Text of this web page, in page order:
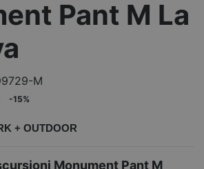
Pant M La
M
-15%
+ OUTDOOR
Monument Pant M